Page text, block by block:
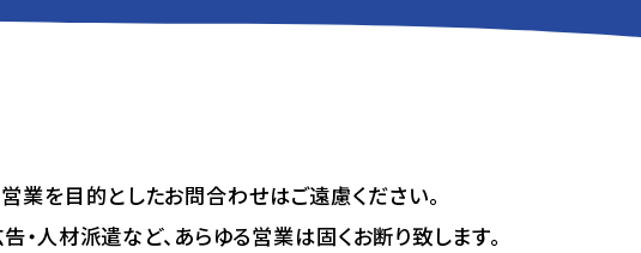
営業を目的としたお問合わせはご遠慮ください。
・人材派遣など、あらゆる営業は固くお断り致します。